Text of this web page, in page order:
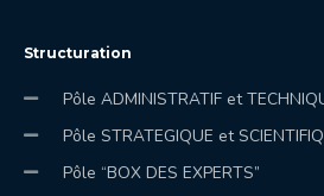
Structuration
Pôle ADMINISTRATIF et
Pôle STRATEGIQUE et
Pôle “BOX DES EXPERTS”